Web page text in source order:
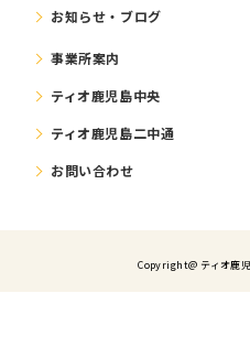
お知らせ・ブログ
事業所案内
ティオ鹿児島中央
ティオ鹿児島二中通
お問い合わせ
Copyright@ ティオ⿅